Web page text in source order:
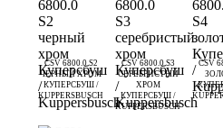
CSV 6800.0 S2
ЧЕРНЫЙ ХРОМ
КУПЕРСБУШ /
KUPPERSBUSCH
CSV 6800.0 S3
СЕРЕБРИСТЫЙ
ХРОМ
КУПЕРСБУШ /
KUPPERSBUSCH
CSV